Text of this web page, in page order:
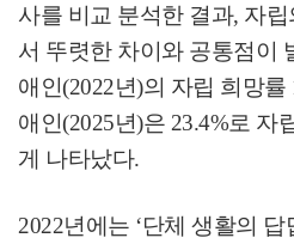
사를 비교 분석한 결과, 자립
서 뚜렷한 차이와 공통점이
애인(2022년)의 자립 희망률
애인(2025년)은 23.4%로 자
게 나타났다.
2022년에는 ‘단체 생활의 답